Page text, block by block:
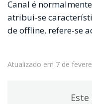
Canal é
atribui-se
de offline, refere-se
Atualizado em 7 de